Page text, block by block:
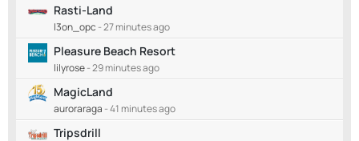
Rasti-Land
l3on_opc -27 minutes ago
Pleasure Beach Resort
lilyrose-29 minutes ago
MagicLand
auroraraga -41 minutes ago
Tripsdrill